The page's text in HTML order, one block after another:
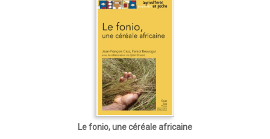
Le fonio, une céréale africaine